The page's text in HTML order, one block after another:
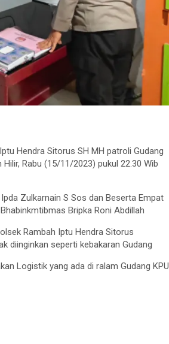
Hendra Sitorus SH MH patroli Gudang
Rabu (15/11/2023) pukul 22.30 Wib
Zulkarnain S Sos dan Beserta Empat
Bripka Roni Abdillah
Rambah Iptu Hendra Sitorus
diinginkan seperti kebakaran Gudang
Logistik yang ada di ralam Gudang KPU